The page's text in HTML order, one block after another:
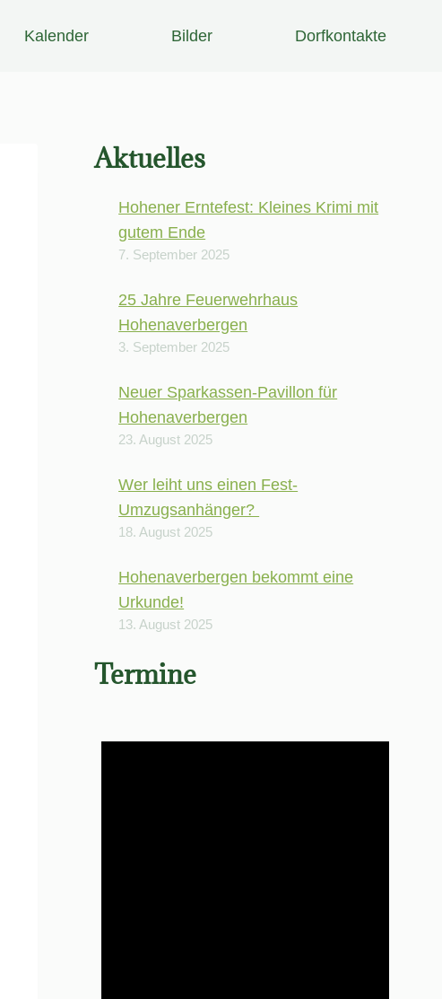
Kalender Bilder Dorfkontakte
Aktuelles
Hohener Erntefest: Kleines Krimi mit
gutem Ende
7. September 2025
25 Jahre Feuerwehrhaus
Hohenaverbergen
3. September 2025
Neuer Sparkassen-Pavillon für
Hohenaverbergen
23. August 2025
Wer leiht uns einen Fest-
Umzugsanhänger?
18. August 2025
Hohenaverbergen bekommt eine
Urkunde!
13. August 2025
Termine